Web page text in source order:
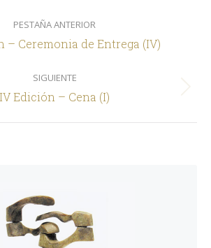
PESTAÑA ANTERIOR
Pestaña
– Ceremonia de Entrega (IV)
SIGUIENTE
Siguiente
IV Edición – Cena (I)